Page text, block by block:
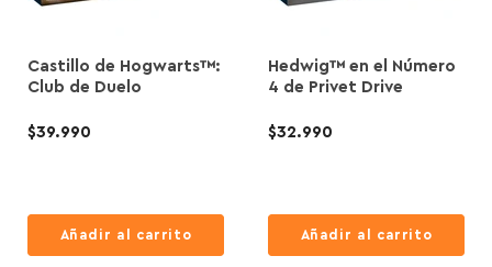
Castillo de Hogwarts™:
Club de Duelo
$39.990
Añadir al carrito
Hedwig™ en el Número
4 de Privet Drive
$32.990
Añadir al carrito